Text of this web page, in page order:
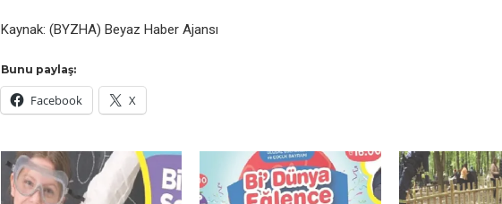
Kaynak: (BYZHA) Beyaz Haber Ajansı
Bunu paylaş:
Facebook X